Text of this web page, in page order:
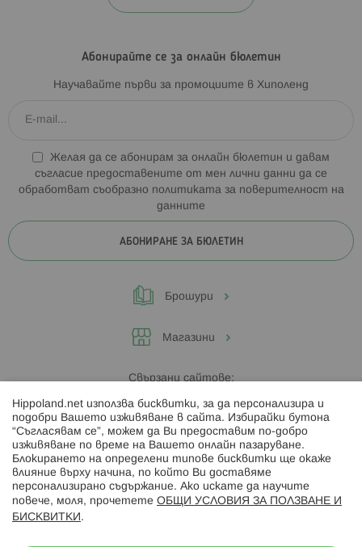
Абонирайте се за онлайн бюлетин
Научавайте първи за промоциите в Хиполенд
Желая да се абонирам за онлайн бюлетин и давам
съгласие предоставените от мен лични данни да се
обработват съобразно политиката за поверителност на
данните
АБОНИРАНЕ ЗА БЮЛЕТИН
Брошури
Магазини
Свързани сайтове:
Hippoland.ro
Последвайте ни:
Hippoland.net използва бисквитки, за да персонализира и
подобри Вашето изживяване в сайта. Избирайки бутона
“Съгласявам се”, можем да Ви предоставим по-добро
изживяване по време на Вашето онлайн пазаруване.
Блокирането на определени типове бисквитки ще окаже
влияние върху начина, по който Ви доставяме
персонализирано съдържание. Ако искате да научите
повече, моля, прочетете ОБЩИ УСЛОВИЯ ЗА ПОЛЗВАНЕ И
БИСКВИТКИ .